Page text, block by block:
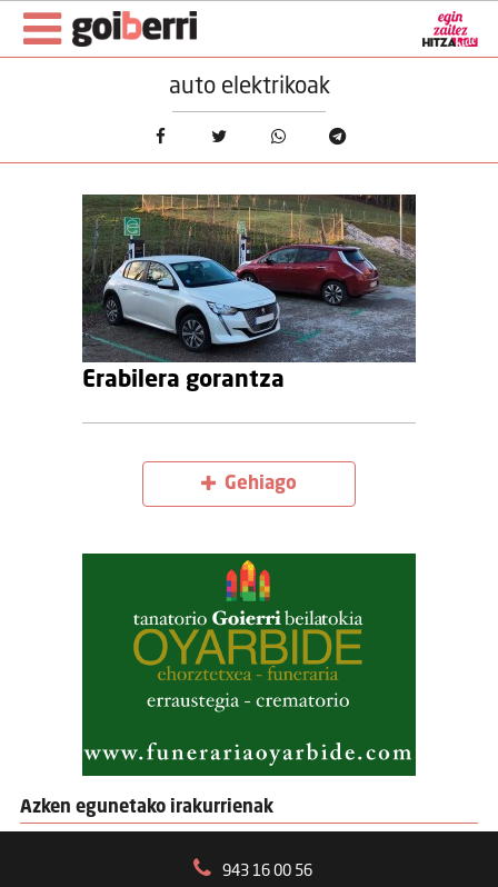
auto elektrikoak
Erabilera gorantza
Gehiago
Azken egunetako irakurrienak
943 16 00 56